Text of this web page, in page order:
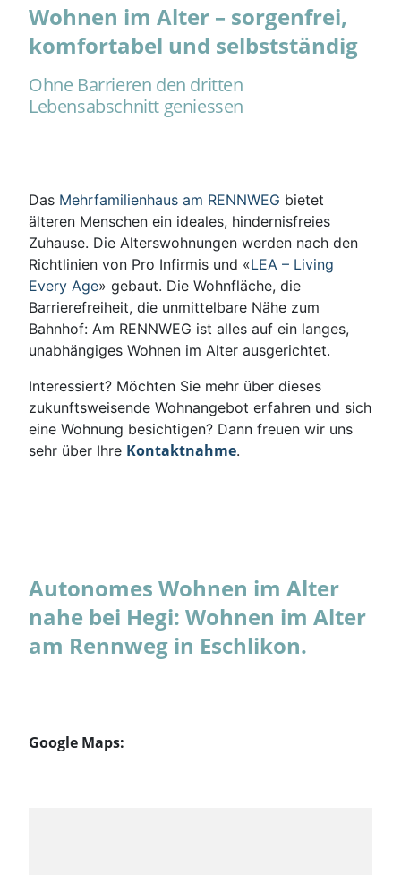
Wohnen im Alter – sorgenfrei,
komfortabel und selbstständig
Ohne Barrieren den dritten
Lebensabschnitt geniessen
Das Mehrfamilienhaus am RENNWEG bietet
älteren Menschen ein ideales, hindernisfreies
Zuhause. Die Alterswohnungen werden nach den
Richtlinien von Pro Infirmis und «LEA – Living
Every Age» gebaut. Die Wohnfläche, die
Barrierefreiheit, die unmittelbare Nähe zum
Bahnhof: Am RENNWEG ist alles auf ein langes,
unabhängiges Wohnen im Alter ausgerichtet.
Interessiert? Möchten Sie mehr über dieses
zukunftsweisende Wohnangebot erfahren und sich
eine Wohnung besichtigen? Dann freuen wir uns
sehr über Ihre Kontaktnahme.
Autonomes Wohnen im Alter
nahe bei Hegi: Wohnen im Alter
am Rennweg in Eschlikon.
Google Maps: